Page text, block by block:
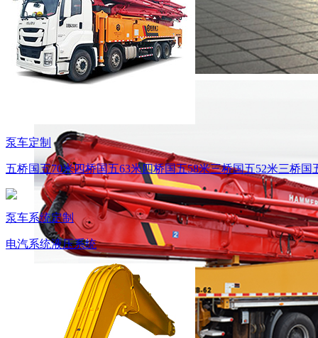
泵车定制
五桥国五70米四桥国五63米四桥国五58米三桥国五52米三桥国
泵车系统定制
电汽系统液压系统